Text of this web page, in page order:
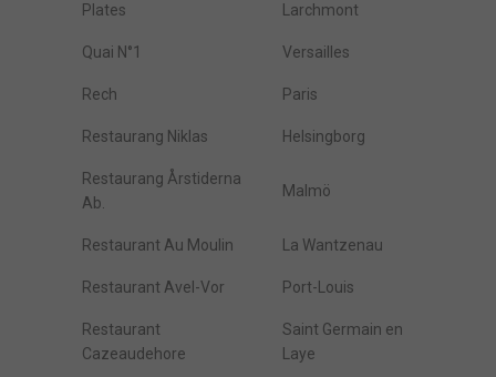
Plates Larchmont
Quai N°1 Versailles
Rech Paris
Restaurang Niklas Helsingborg
Restaurang Årstiderna
Ab.
Malmö
Restaurant Au Moulin La Wantzenau
Restaurant Avel-Vor Port-Louis
Restaurant
Cazeaudehore
Saint Germain en
Laye